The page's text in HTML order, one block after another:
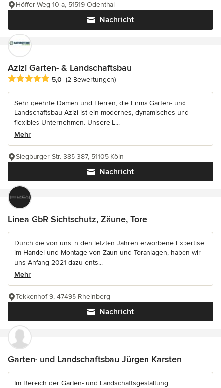
Nachricht
Höffer Weg 10 a, 51519 Odenthal
Azizi Garten- & Landschaftsbau
Durchschnittliche Bewertung: 5 von 5 Sternen
5,0 (2 Bewertungen)
Sehr geehrte Damen und Herren, die Firma Garten- und
Landschaftsbau Azizi ist ein modernes, dynamisches und
flexibles Unternehmen. Unsere L...
Mehr
Nachricht
Siegburger Str. 385-387, 51105 Köln
Linea GbR Sichtschutz, Zäune, Tore
Durch die von uns in den letzten Jahren erworbene Expertise
im Handel und Montage von Zaun-und Toranlagen, haben wir
uns Anfang 2021 dazu ents...
Mehr
Nachricht
Tekkenhof 9, 47495 Rheinberg
Garten- und Landschaftsbau Jürgen Karsten
Im Bereich der Garten- und Landschaftsgestaltung